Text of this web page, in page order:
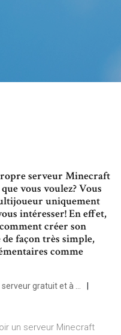
serveur Minecraft
vous voulez? Vous
uniquement
intéresser! En effet,
créer son
façon très simple,
comme
gratuit et à ...
un serveur Minecraft